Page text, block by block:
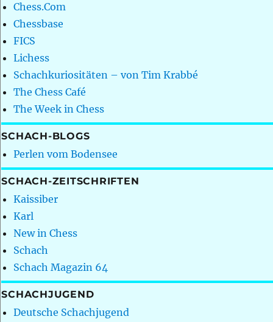
Chess.Com
Chessbase
FICS
Lichess
Schachkuriositäten – von Tim Krabbé
The Chess Café
The Week in Chess
SCHACH-BLOGS
Perlen vom Bodensee
SCHACH-ZEITSCHRIFTEN
Kaissiber
Karl
New in Chess
Schach
Schach Magazin 64
SCHACHJUGEND
Deutsche Schachjugend